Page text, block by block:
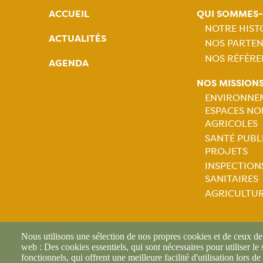
ACCUEIL
ACTUALITÉS
AGENDA
QUI
NOTRE
NOS
NOS
NOS
ESPACES
AGRICOLES
SANTÉ
PROJETS
SANITAIRES
Nous utilisons une sélection de nos propres cookies et de ceux
web : Des cookies essentiels, qui sont nécessaires pour utiliser le
fonctionnels, qui offrent une meilleure facilité d'utilisation lors